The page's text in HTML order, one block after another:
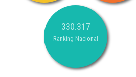
330.317
Ranking Nacional